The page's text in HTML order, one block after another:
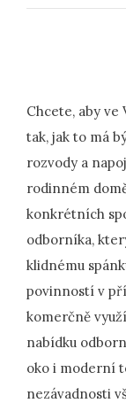
Chcete, aby ve
tak, jak to má
rozvody a
rodinném
konkrétních
odborníka,
klidnému
povinností v
komerčně
nabídku
oko i moderní
nezávadnosti